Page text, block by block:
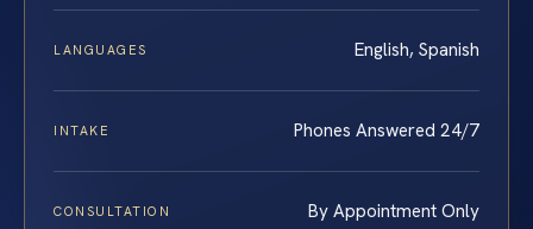
LANGUAGES English, Spanish
INTAKE Phones Answered 24/7
CONSULTATION By Appointment Only